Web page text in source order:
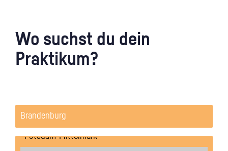
Wo suchst du dein
Praktikum?